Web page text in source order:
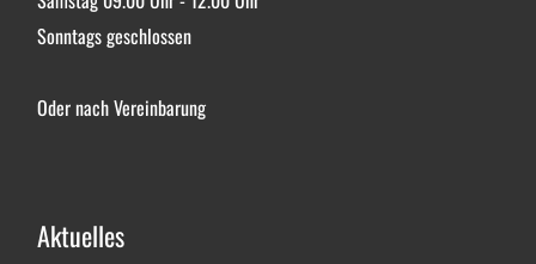
Sonntags geschlossen
Oder nach Vereinbarung
Aktuelles